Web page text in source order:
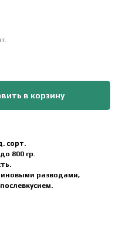
в корзину
сорт.
800 гр.
разводами,